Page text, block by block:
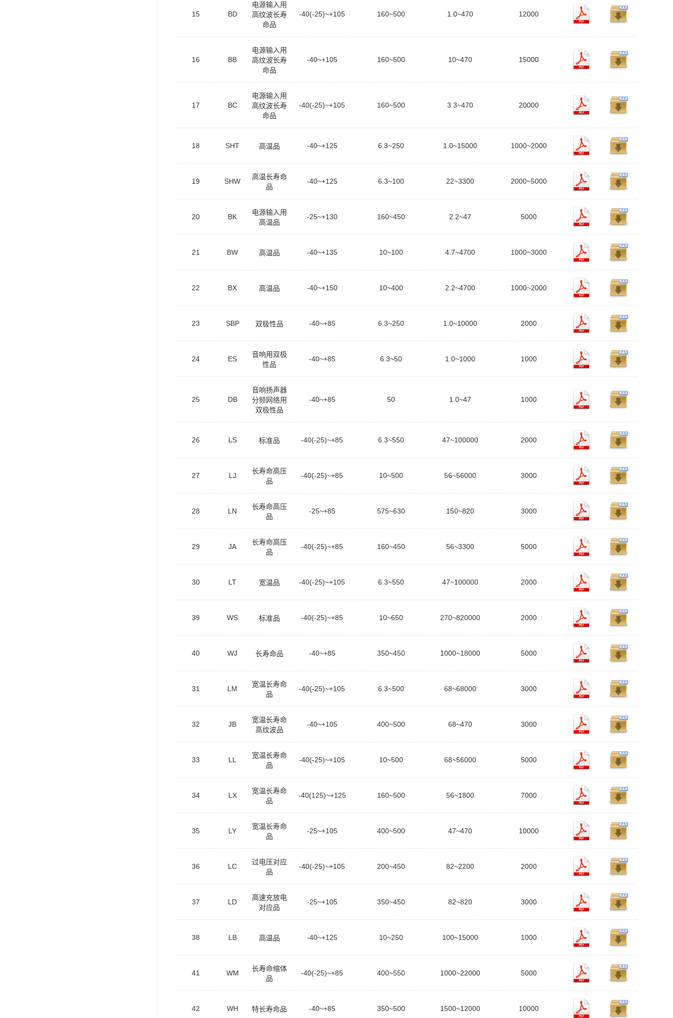
15 BD
电源输入用
高纹波长寿
命品
-40(-25)~+105 160~500 1.0~470 12000
16 BB
电源输入用
高纹波长寿
命品
-40~+105 160~500 10~470 15000
17 BC
电源输入用
高纹波长寿
命品
-40(-25)~+105 160~500 3.3~470 20000
18 SHT 高温品 -40~+125 6.3~250 1.0~15000 1000~2000
19 SHW
高温长寿命
品
-40~+125 6.3~100 22~3300 2000~5000
20 BK
电源输入用
高温品
-25~+130 160~450 2.2~47 5000
21 BW 高温品 -40~+135 10~100 4.7~4700 1000~3000
22 BX 高温品 -40~+150 10~400 2.2~4700 1000~2000
23 SBP 双极性品 -40~+85 6.3~250 1.0~10000 2000
24 ES
音响用双极
性品
-40~+85 6.3~50 1.0~1000 1000
25 DB
音响扬声器
分频网络用
双极性品
-40~+85 50 1.0~47 1000
26 LS 标准品 -40(-25)~+85 6.3~550 47~100000 2000
27 LJ
长寿命高压
品
-40(-25)~+85 10~500 56~56000 3000
28 LN
长寿命高压
品
-25~+85 575~630 150~820 3000
29 JA
长寿命高压
品
-40(-25)~+85 160~450 56~3300 5000
30 LT 宽温品 -40(-25)~+105 6.3~550 47~100000 2000
39 WS 标准品 -40(-25)~+85 10~650 270~820000 2000
40 WJ 长寿命品 -40~+85 350~450 1000~18000 5000
31 LM
宽温长寿命
品
-40(-25)~+105 6.3~500 68~68000 3000
32 JB
宽温长寿命
高纹波品
-40~+105 400~500 68~470 3000
33 LL
宽温长寿命
品
-40(-25)~+105 10~500 68~56000 5000
34 LX
宽温长寿命
品
-40(125)~+125 160~500 56~1800 7000
35 LY
宽温长寿命
品
-25~+105 400~500 47~470 10000
36 LC
过电压对应
品
-40(-25)~+105 200~450 82~2200 2000
37 LD
高速充放电
对应品
-25~+105 350~450 82~820 3000
38 LB 高温品 -40~+125 10~250 100~15000 1000
41 WM
长寿命缩体
品
-40(-25)~+85 400~550 1000~22000 5000
42 WH 特长寿命品 -40~+85 350~500 1500~12000 10000